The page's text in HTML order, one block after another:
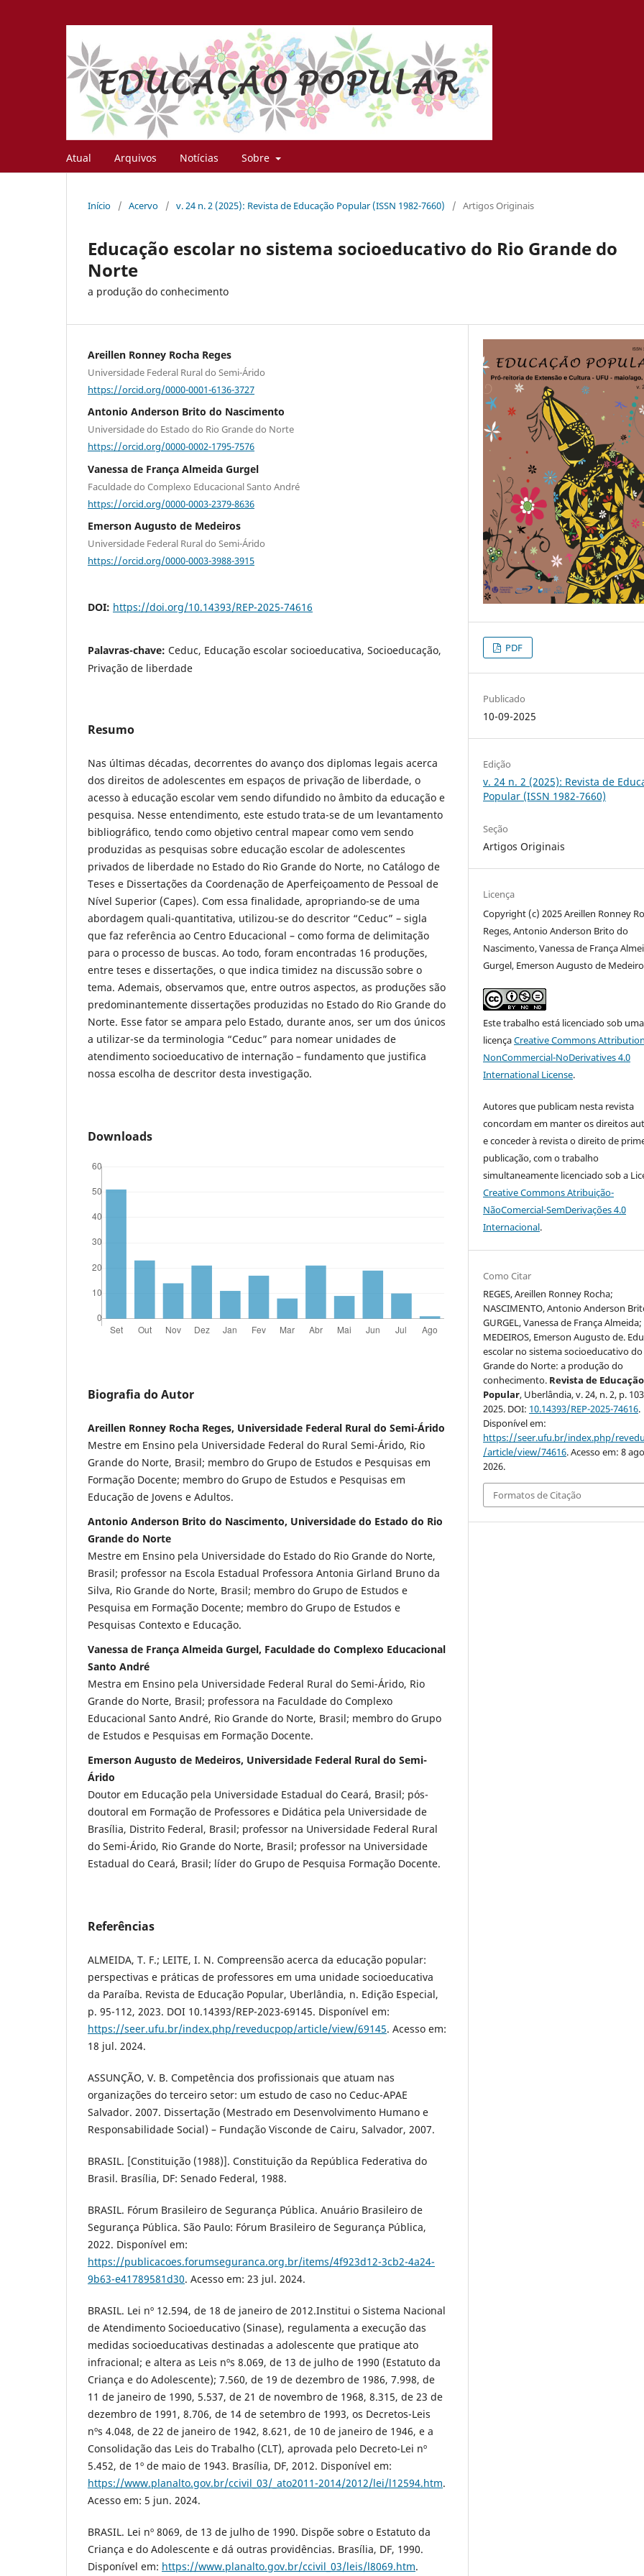
Atual Arquivos Notícias Sobre
Início / Acervo / v. 24 n. 2 (2025): Revista de Educação Popular (ISSN 1982-7660) / Artigos Originais
Educação escolar no sistema socioeducativo do Rio Grande do
Norte
a produção do conhecimento
Areillen Ronney Rocha Reges
Universidade Federal Rural do Semi-Árido
https://orcid.org/0000-0001-6136-3727
Antonio Anderson Brito do Nascimento
Universidade do Estado do Rio Grande do Norte
https://orcid.org/0000-0002-1795-7576
Vanessa de França Almeida Gurgel
Faculdade do Complexo Educacional Santo André
https://orcid.org/0000-0003-2379-8636
Emerson Augusto de Medeiros
Universidade Federal Rural do Semi-Árido
https://orcid.org/0000-0003-3988-3915
DOI: https://doi.org/10.14393/REP-2025-74616
Palavras-chave: Ceduc, Educação escolar socioeducativa, Socioeducação,
Privação de liberdade
Resumo
Nas últimas décadas, decorrentes do avanço dos diplomas legais acerca
dos direitos de adolescentes em espaços de privação de liberdade, o
acesso à educação escolar vem sendo difundido no âmbito da educação e
pesquisa. Nesse entendimento, este estudo trata-se de um levantamento
bibliográfico, tendo como objetivo central mapear como vem sendo
produzidas as pesquisas sobre educação escolar de adolescentes
privados de liberdade no Estado do Rio Grande do Norte, no Catálogo de
Teses e Dissertações da Coordenação de Aperfeiçoamento de Pessoal de
Nível Superior (Capes). Com essa finalidade, apropriando-se de uma
abordagem quali-quantitativa, utilizou-se do descritor “Ceduc” – sigla
que faz referência ao Centro Educacional – como forma de delimitação
para o processo de buscas. Ao todo, foram encontradas 16 produções,
entre teses e dissertações, o que indica timidez na discussão sobre o
tema. Ademais, observamos que, entre outros aspectos, as produções são
predominantemente dissertações produzidas no Estado do Rio Grande do
Norte. Esse fator se ampara pelo Estado, durante anos, ser um dos únicos
a utilizar-se da terminologia “Ceduc” para nomear unidades de
atendimento socioeducativo de internação – fundamento que justifica
nossa escolha de descritor desta investigação.
Downloads
Biografia do Autor
Areillen Ronney Rocha Reges, Universidade Federal Rural do Semi-Árido
Mestre em Ensino pela Universidade Federal do Rural Semi-Árido, Rio
Grande do Norte, Brasil; membro do Grupo de Estudos e Pesquisas em
Formação Docente; membro do Grupo de Estudos e Pesquisas em
Educação de Jovens e Adultos.
Antonio Anderson Brito do Nascimento, Universidade do Estado do Rio
Grande do Norte
Mestre em Ensino pela Universidade do Estado do Rio Grande do Norte,
Brasil; professor na Escola Estadual Professora Antonia Girland Bruno da
Silva, Rio Grande do Norte, Brasil; membro do Grupo de Estudos e
Pesquisa em Formação Docente; membro do Grupo de Estudos e
Pesquisas Contexto e Educação.
Vanessa de França Almeida Gurgel, Faculdade do Complexo Educacional
Santo André
Mestra em Ensino pela Universidade Federal Rural do Semi-Árido, Rio
Grande do Norte, Brasil; professora na Faculdade do Complexo
Educacional Santo André, Rio Grande do Norte, Brasil; membro do Grupo
de Estudos e Pesquisas em Formação Docente.
Emerson Augusto de Medeiros, Universidade Federal Rural do Semi-
Árido
Doutor em Educação pela Universidade Estadual do Ceará, Brasil; pós-
doutoral em Formação de Professores e Didática pela Universidade de
Brasília, Distrito Federal, Brasil; professor na Universidade Federal Rural
do Semi-Árido, Rio Grande do Norte, Brasil; professor na Universidade
Estadual do Ceará, Brasil; líder do Grupo de Pesquisa Formação Docente.
Referências
ALMEIDA, T. F.; LEITE, I. N. Compreensão acerca da educação popular:
perspectivas e práticas de professores em uma unidade socioeducativa
da Paraíba. Revista de Educação Popular, Uberlândia, n. Edição Especial,
p. 95-112, 2023. DOI 10.14393/REP-2023-69145. Disponível em:
https://seer.ufu.br/index.php/reveducpop/article/view/69145. Acesso em:
18 jul. 2024.
ASSUNÇÃO, V. B. Competência dos profissionais que atuam nas
organizações do terceiro setor: um estudo de caso no Ceduc-APAE
Salvador. 2007. Dissertação (Mestrado em Desenvolvimento Humano e
Responsabilidade Social) – Fundação Visconde de Cairu, Salvador, 2007.
BRASIL. [Constituição (1988)]. Constituição da República Federativa do
Brasil. Brasília, DF: Senado Federal, 1988.
BRASIL. Fórum Brasileiro de Segurança Pública. Anuário Brasileiro de
Segurança Pública. São Paulo: Fórum Brasileiro de Segurança Pública,
2022. Disponível em:
https://publicacoes.forumseguranca.org.br/items/4f923d12-3cb2-4a24-
9b63-e41789581d30. Acesso em: 23 jul. 2024.
BRASIL. Lei nº 12.594, de 18 de janeiro de 2012.Institui o Sistema Nacional
de Atendimento Socioeducativo (Sinase), regulamenta a execução das
medidas socioeducativas destinadas a adolescente que pratique ato
infracional; e altera as Leis nºs 8.069, de 13 de julho de 1990 (Estatuto da
Criança e do Adolescente); 7.560, de 19 de dezembro de 1986, 7.998, de
11 de janeiro de 1990, 5.537, de 21 de novembro de 1968, 8.315, de 23 de
dezembro de 1991, 8.706, de 14 de setembro de 1993, os Decretos-Leis
nºs 4.048, de 22 de janeiro de 1942, 8.621, de 10 de janeiro de 1946, e a
Consolidação das Leis do Trabalho (CLT), aprovada pelo Decreto-Lei nº
5.452, de 1º de maio de 1943. Brasília, DF, 2012. Disponível em:
https://www.planalto.gov.br/ccivil_03/_ato2011-2014/2012/lei/l12594.htm.
Acesso em: 5 jun. 2024.
BRASIL. Lei nº 8069, de 13 de julho de 1990. Dispõe sobre o Estatuto da
Criança e do Adolescente e dá outras providências. Brasília, DF, 1990.
Disponível em: https://www.planalto.gov.br/ccivil_03/leis/l8069.htm.
PDF
Publicado
10-09-2025
Edição
v. 24 n. 2 (2025): Revista de
Popular (ISSN 1982-7660)
Seção
Artigos Originais
Licença
Copyright (c) 2025 Areillen Ronney
Reges, Antonio Anderson Brito do
Nascimento, Vanessa de França
Gurgel, Emerson Augusto de
Este trabalho está licenciado sob uma
licençaCreative Commons
NonCommercial-NoDerivatives 4.0
International License.
Autores que publicam nesta revista
concordam em manter os direitos
e conceder à revista o direito de
publicação, com o trabalho
simultaneamente licenciado sob a
Creative Commons Atribuição-
NãoComercial-SemDerivações 4.0
Internacional.
Como Citar
REGES, Areillen Ronney Rocha;
NASCIMENTO, Antonio Anderson
GURGEL, Vanessa de França Almeida;
MEDEIROS, Emerson Augusto de.
escolar no sistema socioeducativo do
Grande do Norte: a produção do
conhecimento. Revista de Educação
Popular, Uberlândia, v. 24, n. 2, p.
2025. DOI: 10.14393/REP-2025-74616.
Disponível em:
https://seer.ufu.br/index.php/
/article/view/74616. Acesso em: 8
2026.
Formatos de Citação